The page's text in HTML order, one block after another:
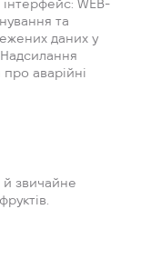
WEB-
та
даних у
Надсилання
аварійні
й звичайне